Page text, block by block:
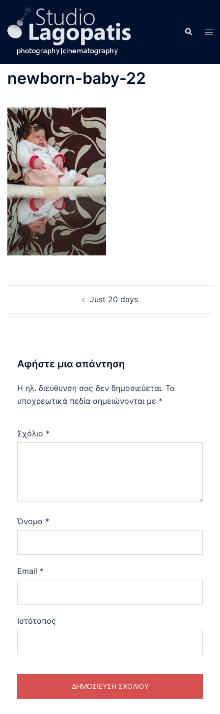
content
Search
newborn-baby-22
Just 20 days
Αφήστε μια απάντηση
Η ηλ. διεύθυνση σας δεν δημοσιεύεται. Τα
υποχρεωτικά πεδία σημειώνονται με *
Σχόλιο *
Όνομα *
Email *
Ιστότοπος